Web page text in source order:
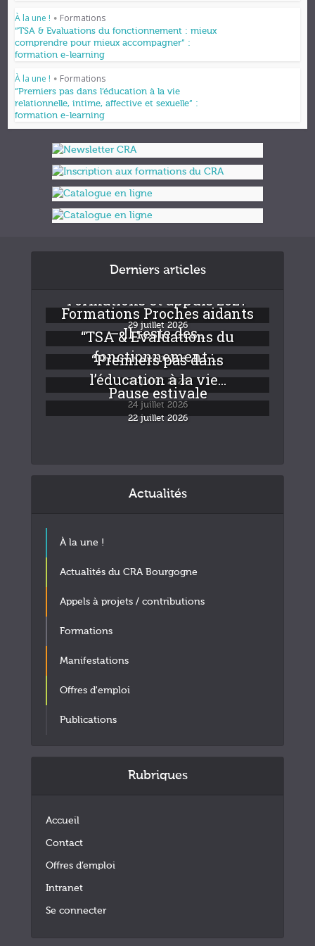
À la une ! • Formations
“TSA & Evaluations du fonctionnement : mieux
comprendre pour mieux accompagner” :
formation e-learning
À la une ! • Formations
“Premiers pas dans l’éducation à la vie
relationnelle, intime, affective et sexuelle” :
formation e-learning
Derniers articles
Formations et appuis 2027
29 juillet 2026
Formations Proches aidants
– Il reste des...
24 juillet 2026
“TSA & Evaluations du
fonctionnement :...
24 juillet 2026
“Premiers pas dans
l’éducation à la vie...
24 juillet 2026
Pause estivale
22 juillet 2026
Actualités
À la une !
Actualités du CRA Bourgogne
Appels à projets / contributions
Formations
Manifestations
Offres d'emploi
Publications
Rubriques
Accueil
Contact
Offres d’emploi
Intranet
Se connecter